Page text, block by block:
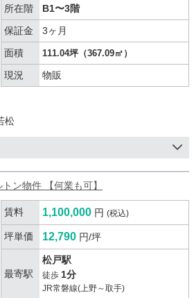
所在階
B1〜3階
保証金
3ヶ月
面積
111.04坪（367.09㎡）
現況 物販
松
ン物件 【何業も可】
賃料 1,100,000 円 (税込)
坪単価 12,790 円/坪
最寄駅
松戸駅
徒歩 1分
JR常磐線(上野～取手)